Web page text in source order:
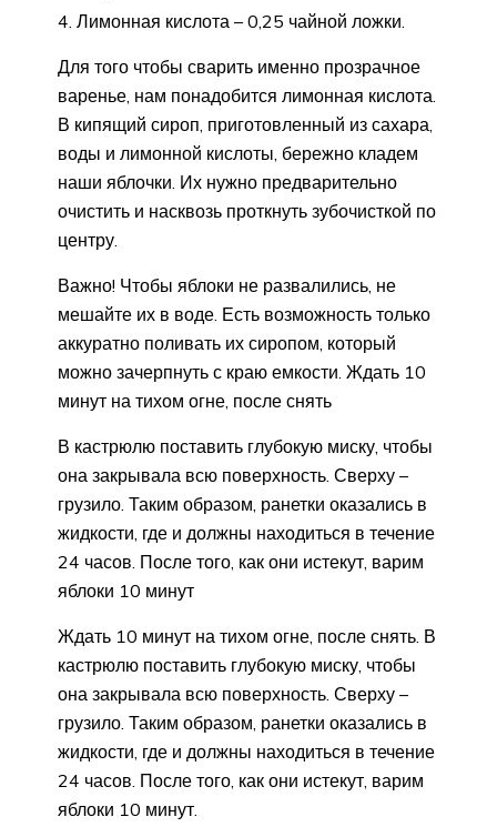
Лимонная кислота – 0,25 чайной ложки.
Для того чтобы сварить именно прозрачное
варенье, нам понадобится лимонная кислота.
В кипящий сироп, приготовленный из сахара,
воды и лимонной кислоты, бережно кладем
наши яблочки. Их нужно предварительно
очистить и насквозь проткнуть зубочисткой по
центру.
Важно! Чтобы яблоки не развалились, не
мешайте их в воде. Есть возможность только
аккуратно поливать их сиропом, который
можно зачерпнуть с краю емкости. Ждать 10
минут на тихом огне, после снять
В кастрюлю поставить глубокую миску, чтобы
она закрывала всю поверхность. Сверху –
грузило. Таким образом, ранетки оказались в
жидкости, где и должны находиться в течение
24 часов. После того, как они истекут, варим
яблоки 10 минут
Ждать 10 минут на тихом огне, после снять. В
кастрюлю поставить глубокую миску, чтобы
она закрывала всю поверхность. Сверху –
грузило. Таким образом, ранетки оказались в
жидкости, где и должны находиться в течение
24 часов. После того, как они истекут, варим
яблоки 10 минут.